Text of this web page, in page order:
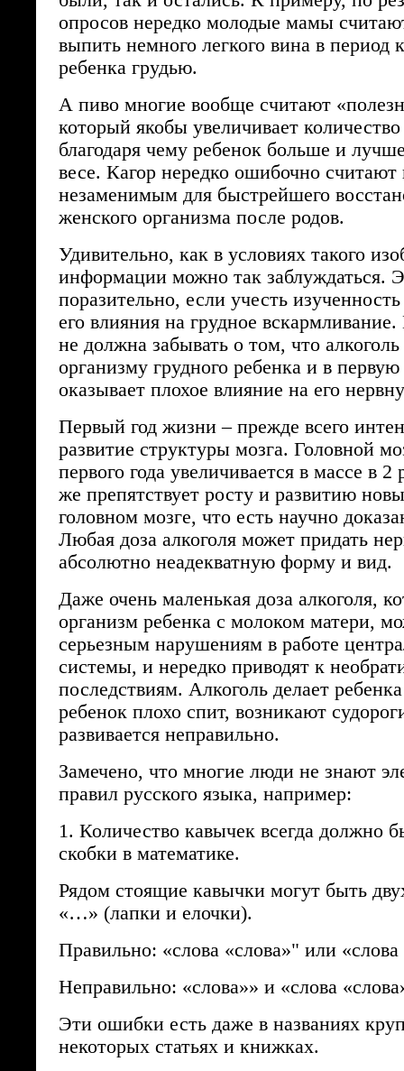
опросов нередко молодые мамы
выпить немного легкого вина в период
ребенка грудью.
А пиво многие вообще считают
который якобы увеличивает
благодаря чему ребенок больше и
весе. Кагор нередко ошибочно
незаменимым для быстрейшего
женского организма после родов.
Удивительно, как в условиях такого
информации можно так заблуждаться.
поразительно, если учесть
его влияния на грудное
не должна забывать о том, что
организму грудного ребенка и в первую
оказывает плохое влияние на его
Первый год жизни – прежде всего
развитие структуры мозга. Головной
первого года увеличивается в массе в 2
же препятствует росту и развитию
головном мозге, что есть научно
Любая доза алкоголя может придать
абсолютно неадекватную форму и вид.
Даже очень маленькая доза алкоголя,
организм ребенка с молоком матери,
серьезным нарушениям в работе
системы, и нередко приводят к
последствиям. Алкоголь делает
ребенок плохо спит, возникают
развивается неправильно.
Замечено, что многие люди не знают
правил русского языка, например:
1. Количество кавычек всегда должно
скобки в математике.
Рядом стоящие кавычки могут быть
«…» (лапки и елочки).
Правильно: «слова «слова»" или «слова
Неправильно: «слова»» и «слова
Эти ошибки есть даже в названиях
некоторых статьях и книжках.